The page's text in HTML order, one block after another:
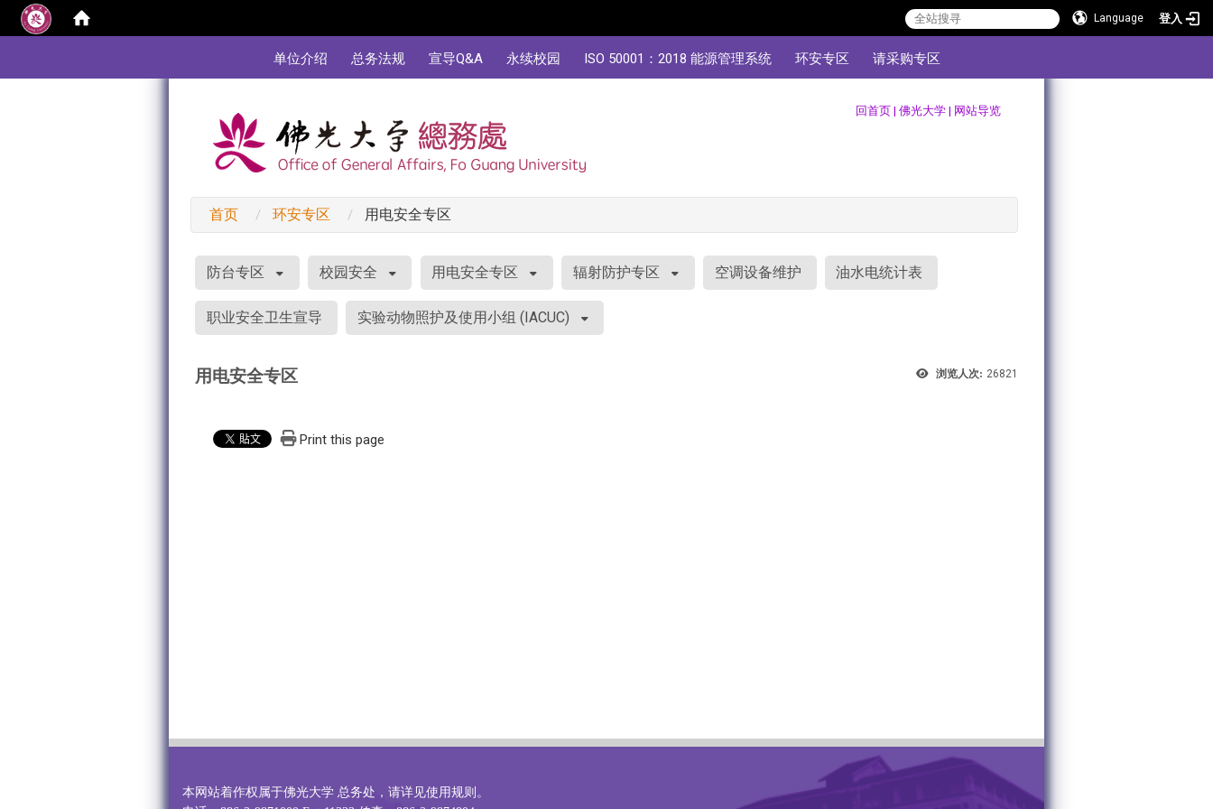
Language 登入
单位介绍
总务法规 宣导Q&A 永续校园 ISO 50001：2018 能源管理系统 环安专区 请采购专区
回首页| 佛光大学| 网站导览
首页 环安专区 用电安全专区
防台专区 校园安全 用电安全专区 辐射防护专区 空调设备维护 油水电统计表
职业安全卫生宣导 实验动物照护及使用小组 (IACUC)
浏览人次: 26821
用电安全专区
Print this page
本网站着作权属于佛光大学 总务处，请详见使用规则 。